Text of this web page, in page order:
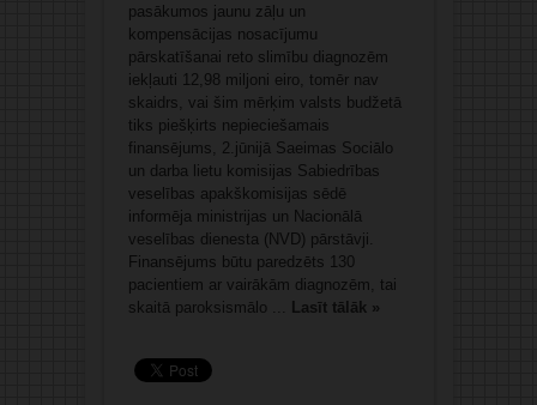
pasākumos jaunu zāļu un
kompensācijas nosacījumu
pārskatīšanai reto slimību diagnozēm
iekļauti 12,98 miljoni eiro, tomēr nav
skaidrs, vai šim mērķim valsts budžetā
tiks piešķirts nepieciešamais
finansējums, 2.jūnijā Saeimas Sociālo
un darba lietu komisijas Sabiedrības
veselības apakškomisijas sēdē
informēja ministrijas un Nacionālā
veselības dienesta (NVD) pārstāvji.
Finansējums būtu paredzēts 130
pacientiem ar vairākām diagnozēm, tai
skaitā paroksismālo ... Lasīt tālāk »